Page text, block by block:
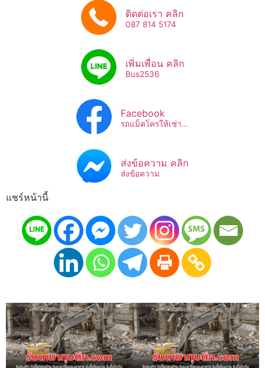
ติดต่อเรา คลิก
087 814 5174
เพิ่มเพื่อน คลิก
Bus2536​
Facebook
รถแม็คโครให้เช่า...
ส่งข้อความ คลิก
ส่งข้อความ
แชร์หน้านี้